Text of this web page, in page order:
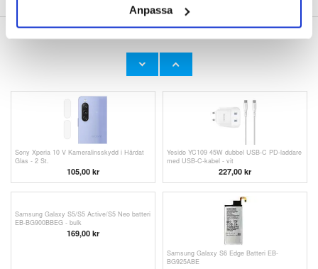
Anpassa
Samsung EE-GN930 MicroUSB / USB Type-C
Duzzona A3 microUSB, Lightning, USB-C
Sony Xperia 10 V Kameralinsskydd i Härdat
Glas - 2 St.
105,00 kr
Yesido YC109 45W dubbel USB-C PD-laddare
med USB-C-kabel - vit
227,00 kr
Samsung Galaxy S5/S5 Active/S5 Neo batteri
EB-BG900BBEG - bulk
169,00 kr
Samsung Galaxy S6 Edge Batteri EB-
BG925ABE